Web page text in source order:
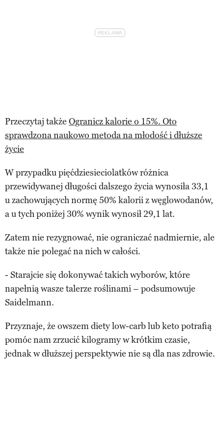
Przeczytaj także Ogranicz kalorie o 15%. Oto
sprawdzona naukowo metoda na młodość i dłuższe
życie
W przypadku pięćdziesieciolatków różnica
przewidywanej długości dalszego życia wynosiła 33,1
u zachowujących normę 50% kalorii z węglowodanów,
a u tych poniżej 30% wynik wynosił 29,1 lat.
Zatem nie rezygnować, nie ograniczać nadmiernie, ale
także nie polegać na nich w całości.
- Starajcie się dokonywać takich wyborów, które
napełnią wasze talerze roślinami – podsumowuje
Saidelmann.
Przyznaje, że owszem diety low-carb lub keto potrafią
pomóc nam zrzucić kilogramy w krótkim czasie,
jednak w dłuższej perspektywie nie są dla nas zdrowie.